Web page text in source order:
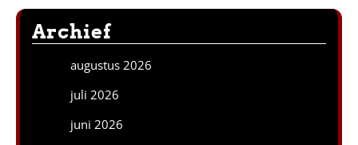
Archief
augustus 2026
juli 2026
juni 2026